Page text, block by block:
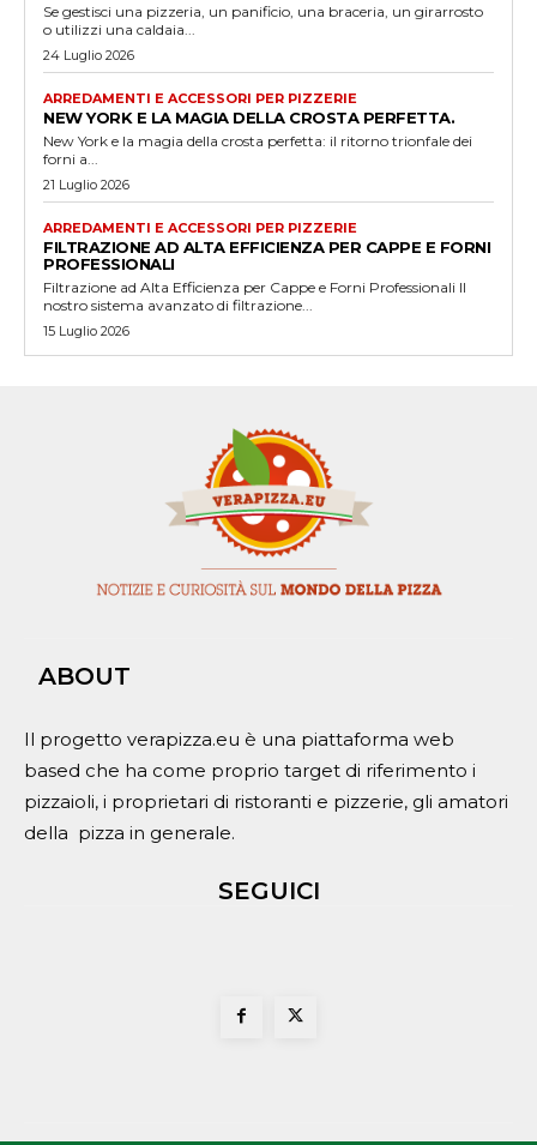
Se gestisci una pizzeria, un panificio, una braceria, un girarrosto
o utilizzi una caldaia...
24 Luglio 2026
ARREDAMENTI E ACCESSORI PER PIZZERIE
NEW YORK E LA MAGIA DELLA CROSTA PERFETTA.
New York e la magia della crosta perfetta: il ritorno trionfale dei
forni a...
21 Luglio 2026
ARREDAMENTI E ACCESSORI PER PIZZERIE
FILTRAZIONE AD ALTA EFFICIENZA PER CAPPE E FORNI
PROFESSIONALI
Filtrazione ad Alta Efficienza per Cappe e Forni Professionali Il
nostro sistema avanzato di filtrazione...
15 Luglio 2026
ABOUT
Il progetto verapizza.eu è una piattaforma web
based che ha come proprio target di riferimento i
pizzaioli, i proprietari di ristoranti e pizzerie, gli amatori
della pizza in generale.
SEGUICI